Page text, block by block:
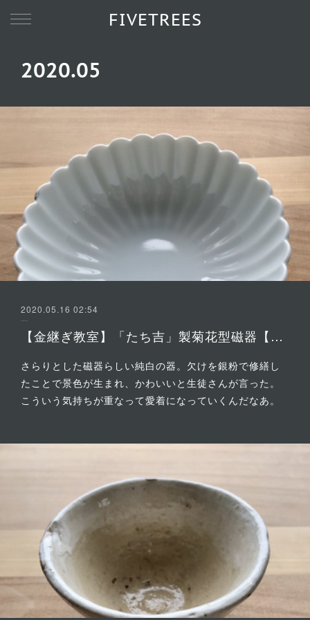
FIVETREES
2020.05
2020.05.16 02:54
【金継ぎ教室】「たち吉」製菊花型磁器【生徒修繕】6
さらりとした磁器らしい純白の器。欠けを銀粉で修繕し
たことで景色が生まれ、かわいいと生徒さんが言った。
こういう気持ちが重なって愛着になっていくんだなあ。